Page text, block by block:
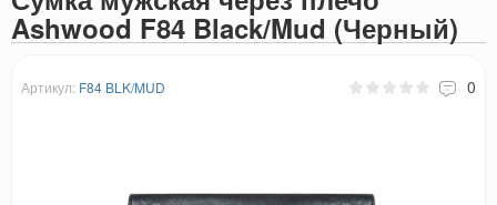
Ashwood F84 Black/Mud (Черный)
Артикул: F84 BLK/MUD 0